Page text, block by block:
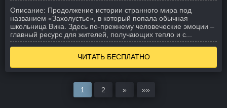
Описание: Продолжение истории странного мира под
названием «Захолустье», в который попала обычная
школьница Вика. Здесь по-прежнему человеческие эмоции –
главный ресурс для жителей, получающих тепло и с...
ЧИТАТЬ БЕСПЛАТНО
1 2 » »»